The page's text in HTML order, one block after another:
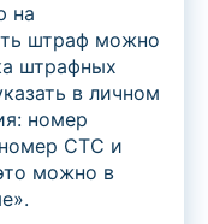
на
штраф можно
штрафных
в личном
номер
СТС и
можно в